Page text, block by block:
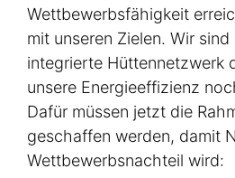
Wettbewerbsfähigkeit
mit unseren Zielen. Wir
integrierte Hüttennetzwerk
unsere Energieeffizienz
Dafür müssen jetzt die
geschaffen werden, damit
Wettbewerbsnachteil wird: